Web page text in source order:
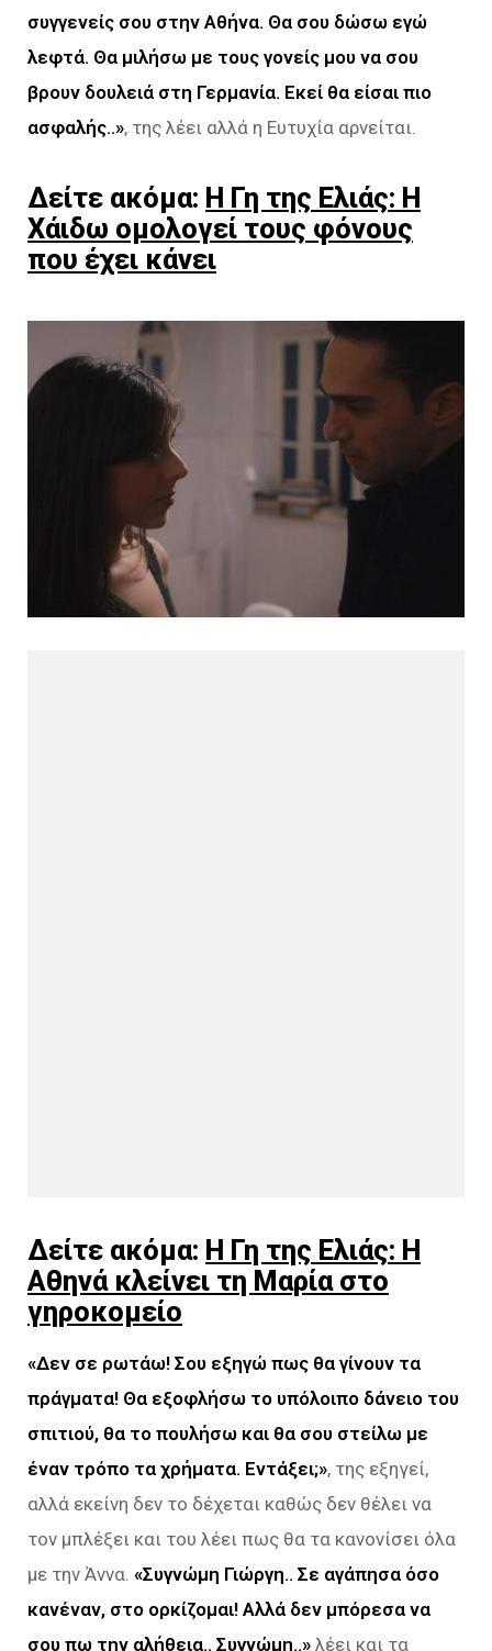
συγγενείς σου στην Αθήνα. Θα σου δώσω εγώ
λεφτά. Θα μιλήσω με τους γονείς μου να σου
βρουν δουλειά στη Γερμανία. Εκεί θα είσαι πιο
ασφαλής..», της λέει αλλά η Ευτυχία αρνείται.
Δείτε ακόμα: Η Γη της Ελιάς: Η
Χάιδω ομολογεί τους φόνους
που έχει κάνει
Δείτε ακόμα: Η Γη της Ελιάς: H
Αθηνά κλείνει τη Μαρία στο
γηροκομείο
«Δεν σε ρωτάω! Σου εξηγώ πως θα γίνουν τα
πράγματα! Θα εξοφλήσω το υπόλοιπο δάνειο του
σπιτιού, θα το πουλήσω και θα σου στείλω με
έναν τρόπο τα χρήματα. Εντάξει;», της εξηγεί,
αλλά εκείνη δεν το δέχεται καθώς δεν θέλει να
τον μπλέξει και του λέει πως θα τα κανονίσει όλα
με την Άννα. «Συγνώμη Γιώργη.. Σε αγάπησα όσο
κανέναν, στο ορκίζομαι! Αλλά δεν μπόρεσα να
σου πω την αλήθεια.. Συγνώμη..» λέει και τα